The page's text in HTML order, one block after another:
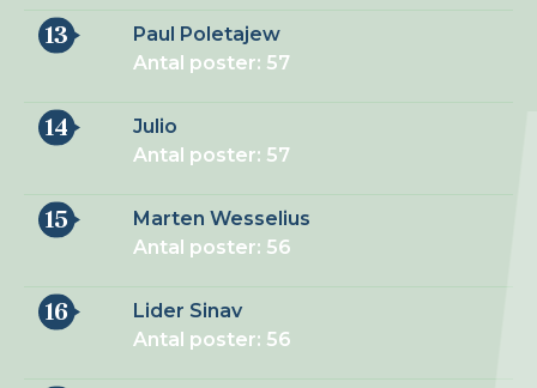
13
Paul Poletajew
Antal poster: 57
14
Julio
Antal poster: 57
15
Marten Wesselius
Antal poster: 56
16
Lider Sinav
Antal poster: 56